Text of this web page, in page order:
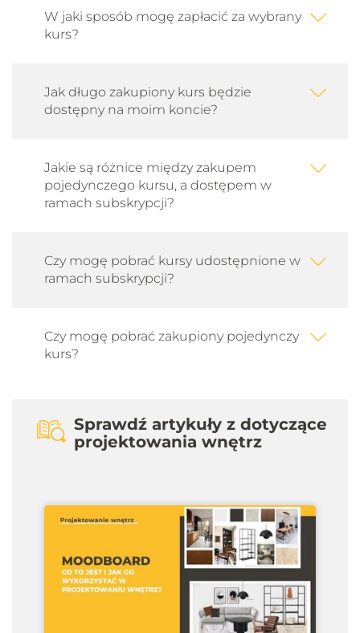
W jaki sposób mogę zapłacić za wybrany
kurs?
Jak długo zakupiony kurs będzie
dostępny na moim koncie?
Jakie są różnice między zakupem
pojedynczego kursu, a dostępem w
ramach subskrypcji?
Czy mogę pobrać kursy udostępnione w
ramach subskrypcji?
Czy mogę pobrać zakupiony pojedynczy
kurs?
Sprawdź artykuły z dotyczące
projektowania wnętrz